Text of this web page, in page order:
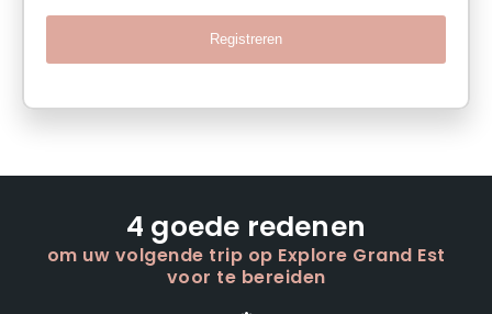
Registreren
4 goede redenen
om uw volgende trip op Explore Grand Est
voor te bereiden